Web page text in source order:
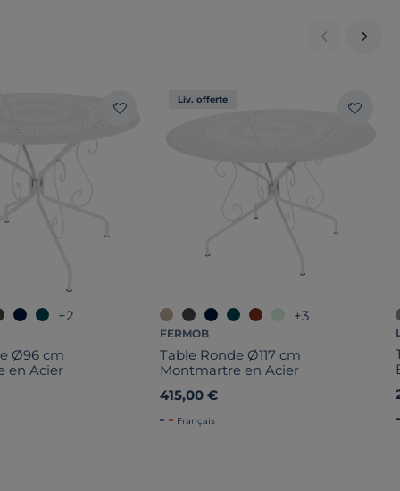
+2
Ø96 cm
en Acier
Liv. offerte
+3
FERMOB
Table Ronde Ø117 cm
Montmartre en Acier
415,00 €
Français